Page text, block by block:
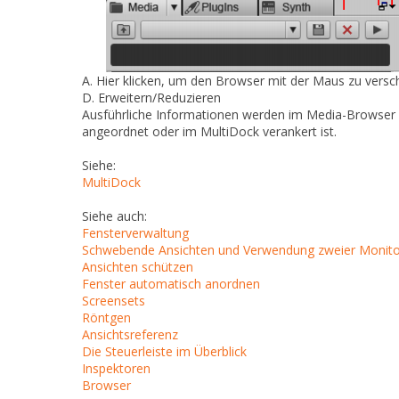
A. Hier klicken, um den Browser mit der Maus zu
D. Erweitern/Reduzieren
Ausführliche Informationen werden im Media-
angeordnet oder im MultiDock verankert ist.
Siehe:
MultiDock
Siehe auch:
Fensterverwaltung
Schwebende Ansichten und Verwendung zweier
Ansichten schützen
Fenster automatisch anordnen
Screensets
Röntgen
Ansichtsreferenz
Die Steuerleiste im Überblick
Inspektoren
Browser